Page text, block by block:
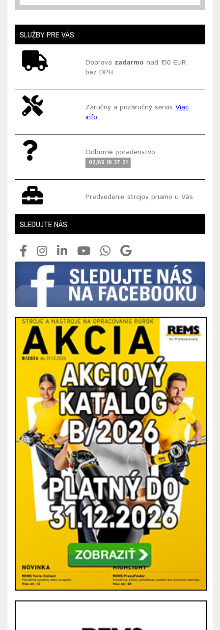
SLUŽBY PRE VÁS:
Doprava zadarmo nad 150 EUR
bez DPH
Záručný a pozáručný servisViac
info
Odborné poradenstvo
02/60 10 37 21
Predvedenie strojov priamo u Vás
SLEDUJTE NÁS: